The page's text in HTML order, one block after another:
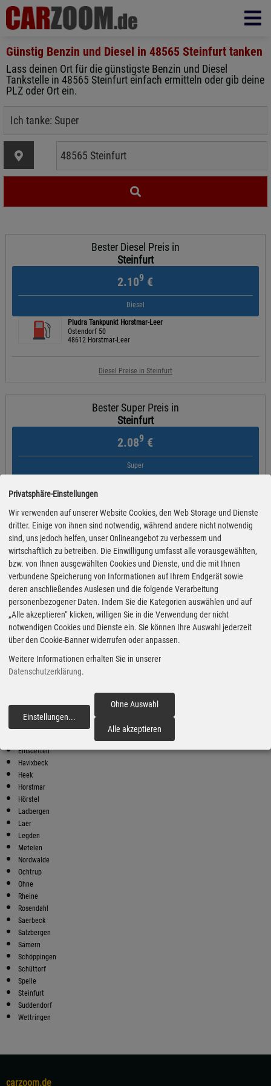
Günstig Benzin und Diesel in 48565 Steinfurt tanken
Lass deinen Ort für die günstigste Benzin und Diesel
Tankstelle in 48565 Steinfurt einfach ermitteln oder gib deine
PLZ oder Ort ein.
Bester Diesel Preis in
Steinfurt
2.109 €
Diesel
Pludra Tankpunkt Horstmar-Leer
Ostendorf 50
48612 Horstmar-Leer
Diesel Preise in Steinfurt
Bester Super Preis in
Steinfurt
2.089 €
Super
Ostendorf 50
48612 Horstmar-Leer
Super Preise in Steinfurt
Bester Super E10 Preis in
Steinfurt
2.029€
Super E10
Pludra Tankpunkt Horstmar-Leer
48612 Horstmar-Leer
Super E10 Preise in Steinfurt
Preiswerter tanken - finden Sie die günstigsten Benzin und Diesel
Preise in Ihrer Stadt
Emsdetten
Havixbeck
Heek
Horstmar
Hörstel
Ladbergen
Laer
Legden
Metelen
Nordwalde
Ochtrup
Ohne
Rheine
Rosendahl
Saerbeck
Salzbergen
Samern
Schöppingen
Schüttorf
Spelle
Steinfurt
Suddendorf
Wettringen
carzoom.de
Privatsphäre-Einstellungen
Wir verwenden auf unserer Website Cookies, den Web Storage und Dienste
dritter. Einige von ihnen sind notwendig, während andere nicht notwendig
sind, uns jedoch helfen, unser Onlineangebot zu verbessern und
wirtschaftlich zu betreiben. Die Einwilligung umfasst alle vorausgewählten,
bzw. von Ihnen ausgewählten Cookies und Dienste, und die mit Ihnen
verbundene Speicherung von Informationen auf Ihrem Endgerät sowie
deren anschließendes Auslesen und die folgende Verarbeitung
personenbezogener Daten. Indem Sie die Kategorien auswählen und auf
„Alle akzeptieren“ klicken, willigen Sie in die Verwendung der nicht
notwendigen Cookies und Dienste ein. Sie können Ihre Auswahl jederzeit
über den Cookie-Banner widerrufen oder anpassen.
Weitere Informationen erhalten Sie in unserer
Datenschutzerklärung.
Einstellungen...
Ohne Auswahl
Alle akzeptieren